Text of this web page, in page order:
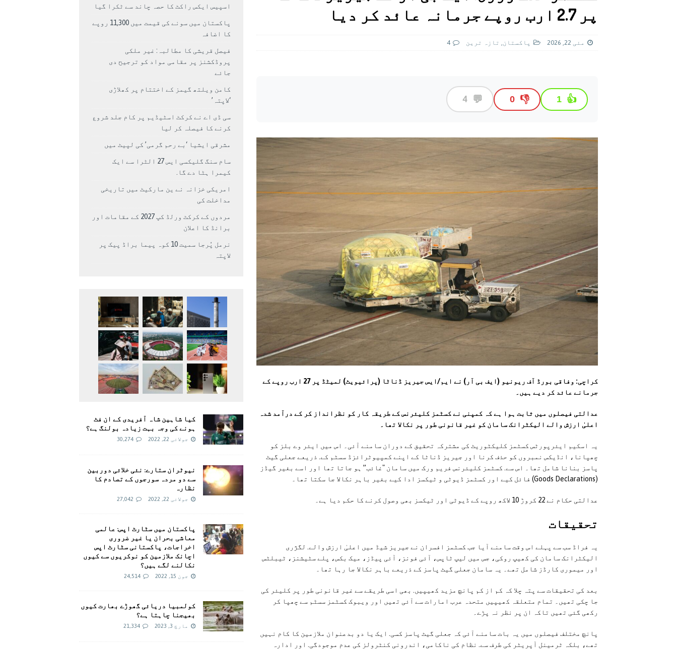
سی ڈی اے نے کرکٹ اسٹیڈیم پر کام جلد شروع کرنے کا فیصلہ کر لیا
[ اگست 7, 2026 ] اسپیس ایکس راکٹ کا حصہ چاند سے ٹکرا گیا تازہ ترين
پر 2.7 ارب روپے جرمانہ عائد کر دیا
مئی 22, 2026 پاکستان, تازہ ترين 4
👍
1
👎
0
💬
4
کراچی: وفاقی بورڈ آف ریونیو (ایف بی آر) نے ایم/ایس جیریز ڈناٹا (پرائیویٹ) لمیٹڈ پر 27 ارب روپے کے
جرمانے عائد کر دیے ہیں۔
عدالتی فیصلوں میں ثابت ہوا ہے کہ کمپنی نے کسٹمز کلیئرنس کے طریقہ کار کو نظرانداز کر کے درآمد شدہ
اعلیٰ ارزش والے الیکٹرانک سامان کو غیر قانونی طور پر نکالا تھا۔
یہ اسکیم ایئرپورٹس کسٹمز کلیکٹوریٹ کی مشترکہ تحقیق کے دوران سامنے آئی۔ اس میں ایئر وے بلز کو
چھپانا، انڈیکس نمبروں کو حذف کرنا اور جیریز ڈناٹا کے اپنے کمپیوٹرائزڈ سسٹم کے. ذریعے جعلی گیٹ
پاسز بنانا شامل تھا۔ اس سے. کسٹمز کلیئرنس فریم ورک میں سامان "غائب” ہو جاتا تھا اور اسے بغیر گیڈز
(Goods Declarations) فائل کیے اور کسٹمز ڈیوٹی و ٹیکسز ادا کیے بغیر باہر نکالا جا سکتا تھا۔
عدالتی حکام نے 22 کروڑ 10 لاکھ روپے کے ڈیوٹی اور ٹیکسز بھی وصول کرنے کا حکم دیا ہے۔
تحقیقات
یہ فراڈ سب سے پہلے اس وقت سامنے آیا جب کسٹمز افسران نے جیریز شیڈ میں اعلیٰ ارزش والے. لگژری
الیکٹرانک سامان کی کھیپ روکی، جس میں لیپ ٹاپس، آئی فونز، آئی پیڈز، میک بکس، پلے سٹیشنز، ٹیبلٹس
اور میموری کارڈز شامل تھے۔ یہ سامان جعلی گیٹ پاسز کے ذریعے باہر نکالا جا رہا تھا۔
بعد کی تحقیقات سے پتہ چلا کہ کم از کم پانچ مزید کھیپیں. بھی اسی طریقے سے غیر قانونی طور پر کلیئر کی
جا چکی تھیں۔ تمام متعلقہ کھیپیں متحدہ عرب امارات سے آئی تھیں اور ویبوک کسٹمز سسٹم سے چھپا کر
رکھی گئی تھیں تاکہ ان پر نظر نہ پڑے۔
پانچ مختلف فیصلوں میں یہ بات سامنے آئی کہ جعلی گیٹ پاسز کسی. ایک یا دو بدعنوان ملازمین کا کام نہیں
تھے، بلکہ ٹرمینل آپریٹر کی طرف سے. نظام کی ناکامی، اندرونی کنٹرولز کی عدم موجودگی. اور ادارہ
اسپیس ایکس راکٹ کا حصہ چاند سے ٹکرا گیا
پاکستان میں سونے کی قیمت میں 11,300 روپے
کا اضافہ
فیصل قریشی کا مطالبہ: غیر ملکی
پروڈکشنز پر مقامی مواد کو ترجیح دی
جائے
کامن ویلتھ گیمز کے اختتام پر کھلاڑی
‘لاپتہ’
سی ڈی اے نے کرکٹ اسٹیڈیم پر کام جلد شروع
کرنے کا فیصلہ کر لیا
مشرقی ایشیا ‘بے رحم گرمی’ کی لپیٹ میں
سام سنگ گلیکسی ایس 27 الٹرا سے ایک
کیمرا ہٹا دے گا.
امریکی خزانہ نے ین مارکیٹ میں تاریخی
مداخلت کی
مردوں کے کرکٹ ورلڈ کپ 2027 کے مقامات اور
برانڈ کا اعلان
نرمل پُرجا سمیت 10 کوہ پیما براڈ پیک پر
لاپتہ
کیا شاہین شاہ آفریدی کے ان فٹ
ہونے کی وجہ بہت زیادہ بولنگ ہے؟
جولائی 22, 2022 30,274
نیوٹران ستارے: نئی خلائی دوربین
سے دو مردہ سورجوں کے تصادم کا
نظارہ
جولائی 22, 2022 27,042
پاکستان میں سٹارٹ اپس: عالمی
معاشی بحران یا غیر ضروری
اخراجات، پاکستانی سٹارٹ اپس
اچانک ملازمین کو نوکریوں سے کیوں
نکالنے لگے ہیں؟
جون 15, 2022 24,514
کولمبیا دریائی گھوڑے بھارت کیوں
بھیجنا چاہتا ہے؟
مارچ 3, 2023 21,334